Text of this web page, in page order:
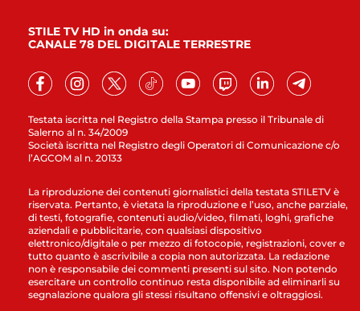
Testata iscritta nel Registro della Stampa presso il Tribunale di
Salerno al n. 34/2009
Società iscritta nel Registro degli Operatori di Comunicazione c/o
l’AGCOM al n. 20133
STILE TV HD in onda su:
CANALE 78 DEL DIGITALE TERRESTRE
La riproduzione dei contenuti giornalistici della testata STILETV è
riservata. Pertanto, è vietata la riproduzione e l’uso, anche parziale,
di testi, fotografie, contenuti audio/video, filmati, loghi, grafiche
aziendali e pubblicitarie, con qualsiasi dispositivo
elettronico/digitale o per mezzo di fotocopie, registrazioni, cover e
tutto quanto è ascrivibile a copia non autorizzata. La redazione
non è responsabile dei commenti presenti sul sito. Non potendo
esercitare un controllo continuo resta disponibile ad eliminarli su
segnalazione qualora gli stessi risultano offensivi e oltraggiosi.